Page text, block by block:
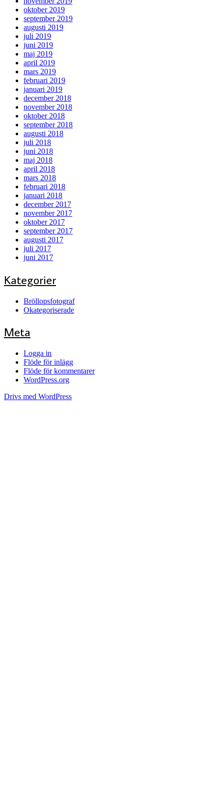
oktober 2019
september 2019
augusti 2019
juli 2019
juni 2019
maj 2019
april 2019
mars 2019
februari 2019
januari 2019
december 2018
november 2018
oktober 2018
september 2018
augusti 2018
juli 2018
juni 2018
maj 2018
april 2018
mars 2018
februari 2018
januari 2018
december 2017
november 2017
oktober 2017
september 2017
augusti 2017
juli 2017
juni 2017
Kategorier
Bröllopsfotograf
Okategoriserade
Meta
Logga in
Flöde för inlägg
Flöde för kommentarer
WordPress.org
Drivs med WordPress